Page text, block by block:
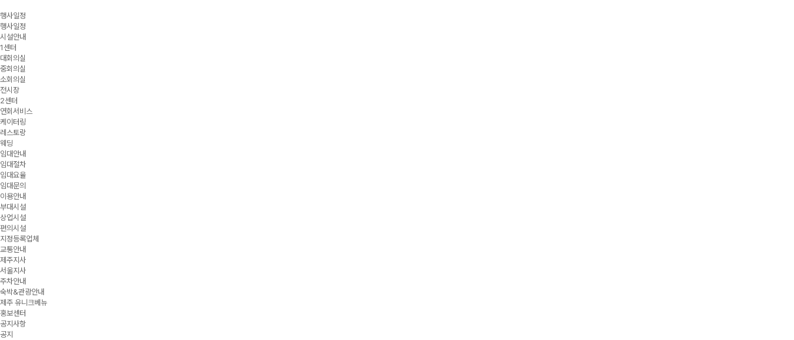
행사일정
행사일정
시설안내
1센터
대회의실
중회의실
소회의실
전시장
2센터
연회서비스
케이터링
레스토랑
웨딩
임대안내
임대절차
임대요율
임대문의
이용안내
부대시설
상업시설
편의시설
지정등록업체
교통안내
제주지사
서울지사
주차안내
숙박&관광안내
제주 유니크베뉴
홍보센터
공지사항
공지